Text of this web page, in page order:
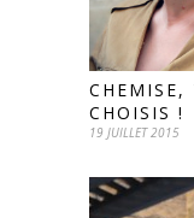
CHEMISE,
CHOISIS !
19 JUILLET 2015